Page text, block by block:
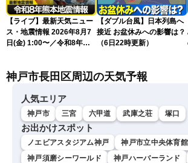
【ライブ】最新天気ニュー
ス・地震情報 2026年8月7
日(金) 1:00〜／令和8年熊
スLiVE〉
【ダブル台風】日本列島へ
接近 お盆休みへの影響は？
（6日22時更新）
神戸市長田区周辺の天気予報
人気エリア
神戸市 三宮 六甲道 武庫之荘 塚口
お出かけスポット
ノエビアスタジアム神戸
神戸市立中央体育館
神戸須磨シーワールド
神戸ハーバーランド